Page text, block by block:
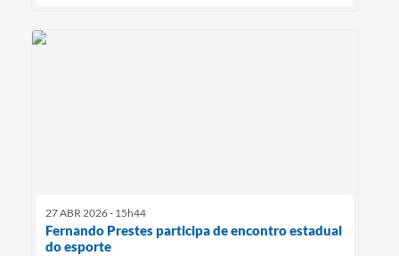
27 ABR 2026 - 15h44
Fernando Prestes participa de encontro estadual
do esporte